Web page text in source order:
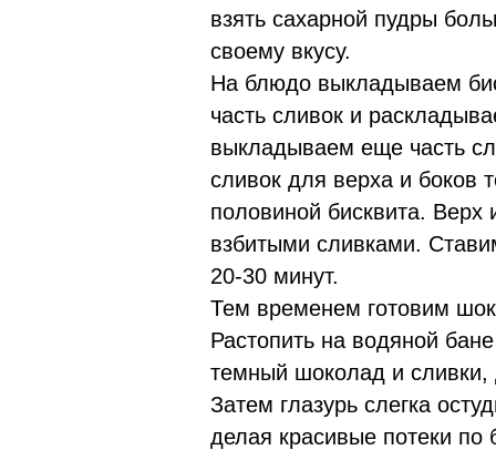
взять сахарной пудры
своему вкусу.
На блюдо выкладываем
часть сливок и
выкладываем еще часть
сливок для верха и боков
половиной бисквита. Верх
взбитыми сливками.
20-30 минут.
Тем временем готовим
Растопить на водяной
темный шоколад и
Затем глазурь слегка
делая красивые потеки по